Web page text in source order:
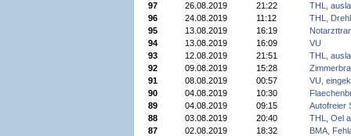
97 26.08.2019 21:22
THL,
96
24.08.2019 11:12
THL,
95
13.08.2019 16:19
94
13.08.2019 16:09
VU
93
12.08.2019 21:51
THL,
92
09.08.2019 15:28
91
08.08.2019 00:57
VU,
90
04.08.2019 10:30
89
04.08.2019 09:15
Autofreier
88
03.08.2019 20:40
THL, Oel
87
02.08.2019 18:32
BMA,